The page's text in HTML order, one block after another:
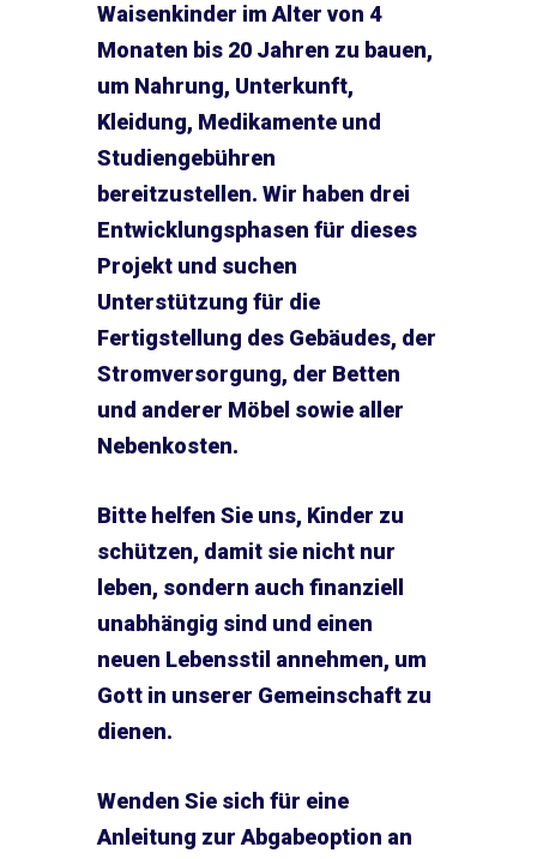
Waisenkinder im Alter von 4
Monaten bis 20 Jahren zu bauen,
um Nahrung, Unterkunft,
Kleidung, Medikamente und
Studiengebühren
bereitzustellen. Wir haben drei
Entwicklungsphasen für dieses
Projekt und suchen
Unterstützung für die
Fertigstellung des Gebäudes, der
Stromversorgung, der Betten
und anderer Möbel sowie aller
Nebenkosten.
Bitte helfen Sie uns, Kinder zu
schützen, damit sie nicht nur
leben, sondern auch finanziell
unabhängig sind und einen
neuen Lebensstil annehmen, um
Gott in unserer Gemeinschaft zu
dienen.
Wenden Sie sich für eine
Anleitung zur Abgabeoption an